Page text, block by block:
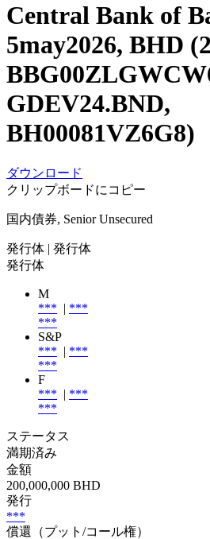
Central Bank of
5may2026, BHD
GDEV24.BND,
BH00081VZ6G8)
ダウンロード
クリップボードにコピー
国内債券, Senior Unsecured
発行体 | 発行体
発行体
M
*** | ***
***
S&P
*** | ***
***
F
*** | ***
***
ステータス
満期済み
金額
200,000,000 BHD
発行
***
償還（プット/コール権）